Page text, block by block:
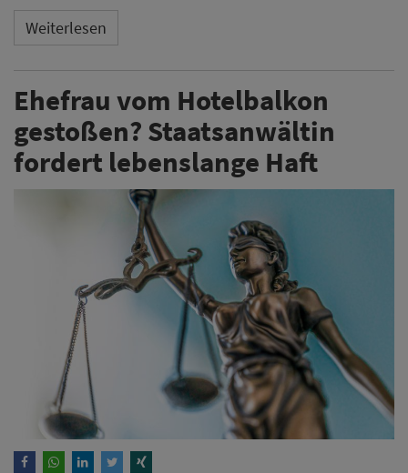
Weiterlesen
Ehefrau vom Hotelbalkon
gestoßen? Staatsanwältin
fordert lebenslange Haft